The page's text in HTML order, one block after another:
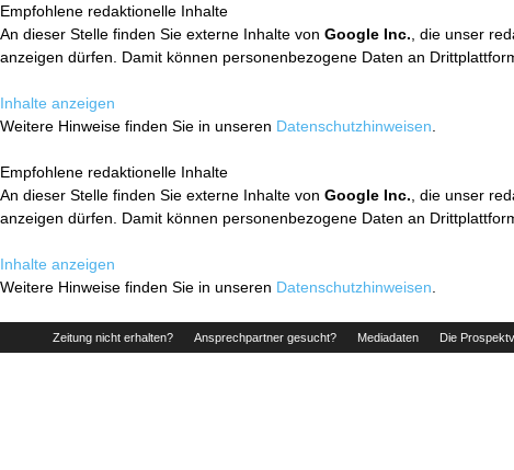
Empfohlene redaktionelle Inhalte
An dieser Stelle finden Sie externe Inhalte von Google Inc. , die unser
anzeigen dürfen. Damit können personenbezogene Daten an
Inhalte anzeigen
Weitere Hinweise finden Sie in unseren Datenschutzhinweisen
Empfohlene redaktionelle Inhalte
An dieser Stelle finden Sie externe Inhalte von Google Inc. , die unser
anzeigen dürfen. Damit können personenbezogene Daten an
Inhalte anzeigen
Weitere Hinweise finden Sie in unseren Datenschutzhinweisen
Zeitung nicht erhalten? Ansprechpartner gesucht? Mediadaten Die